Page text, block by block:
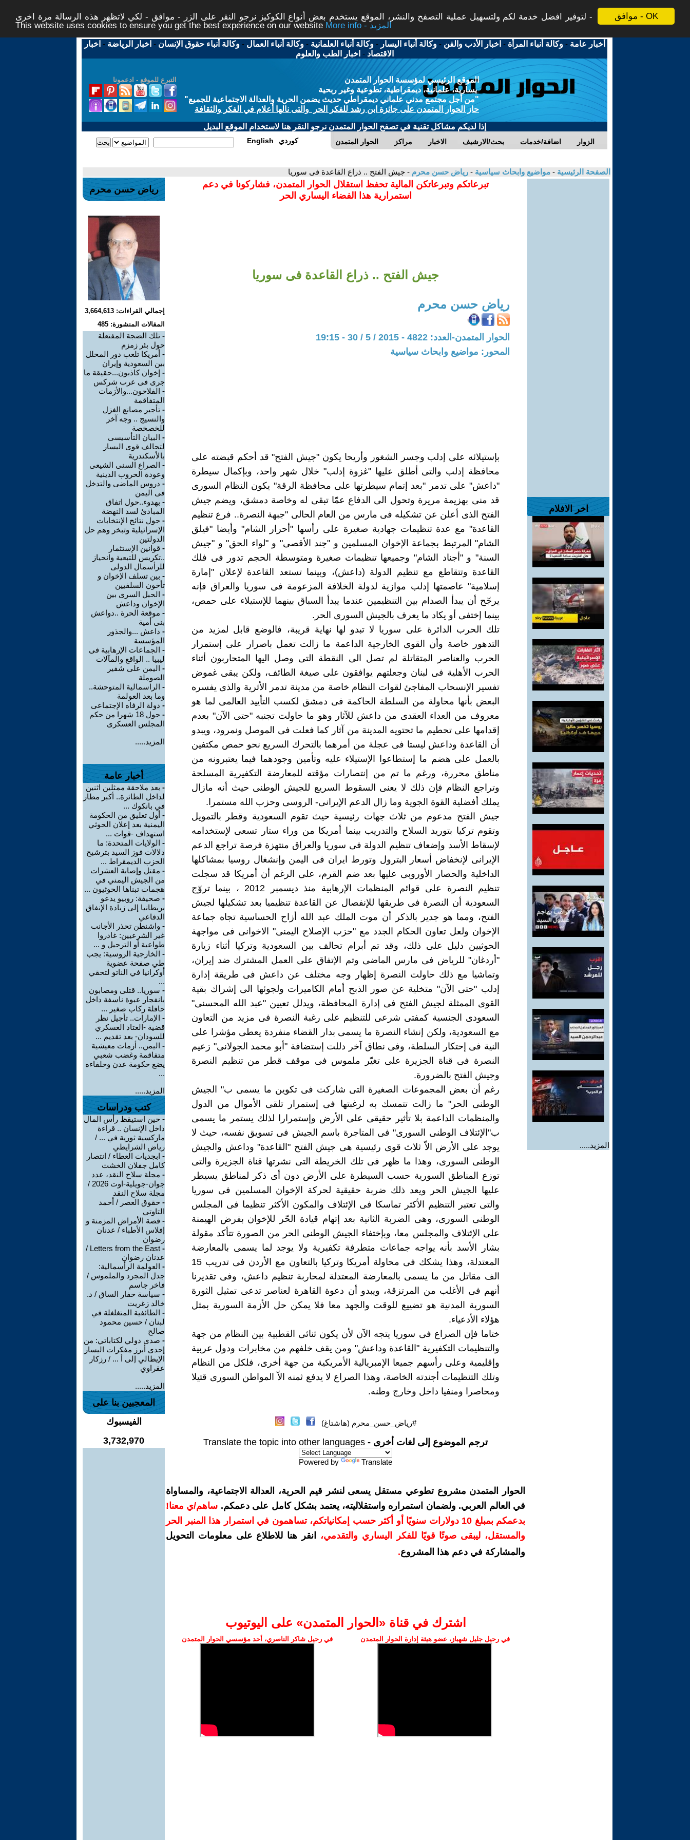
موافق - OK
لتوفير افضل خدمة لكم ولتسهيل عملية التصفح والنشر، الموقع يستخدم بعض أنواع الكوكيز نرجو النقر على الزر - موافق - لكي لاتظهر هذه الرسالة مرة اخرى -
This website uses cookies to ensure you get the best experience on our website
More info - المزيد
أخبار عامة -وكالة أنباء المرأة - اخبار الأدب والفن -وكالة أنباء اليسار -وكالة أنباء العلمانية -وكالة أنباء العمال -وكالة أنباء حقوق الإنسان - اخبار الرياضة - اخبار
الاقتصاد - اخبار الطب والعلوم
التبرع للموقع - ادعمونا
الموقع الرئيسي لمؤسسة الحوار المتمدن
يسارية، علمانية، ديمقراطية، تطوعية وغير ربحية
"من أجل مجتمع مدني علماني ديمقراطي حديث يضمن الحرية والعدالة الاجتماعية للجميع"
حاز الحوار المتمدن على جائزة ابن رشد للفكر الحر والتى نالها أعلام في الفكر والثقافة
إذا لديكم مشاكل تقنية في تصفح الحوار المتمدن نرجو النقر هنا لاستخدام الموقع البديل
الحوار المتمدن مراكز الاخبار بحث/الارشيف اضافة/خدمات الزوار English كوردي
الصفحة الرئيسية - مواضيع وابحاث سياسية - رياض حسن محرم - جيش الفتح .. ذراع القاعدة فى سوريا
اخر الافلام
المزيد.....
تبرعاتكم وتبرعاتكن المالية تحفظ استقلال الحوار المتمدن، فشاركونا في دعم
استمرارية هذا الفضاء اليساري الحر
جيش الفتح .. ذراع القاعدة فى سوريا
رياض حسن محرم
الحوار المتمدن-العدد: 4822 - 2015 / 5 / 30 - 19:15
المحور: مواضيع وابحاث سياسية
بإستيلائه على إدلب وجسر الشغور وأريحا يكون "جيش الفتح" قد أحكم قبضته على
محافظة إدلب والتى أطلق عليها "غزوة إدلب" خلال شهر واحد، وبإكمال سيطرة
"داعش" على تدمر "بعد إتمام سيطرتها على محافظة الرقة" يكون النظام السورى
قد منى بهزيمة مريرة وتحول الى الدفاع عمّا تبقى له وخاصة دمشق، ويضم جيش
الفتح الذى أعلن عن تشكيله فى مارس من العام الحالى "جبهة النصرة.. فرع تنظيم
القاعدة" مع عدة تنظيمات جهادية صغيرة على رأسها "أحرار الشام" وأيضا "فيلق
الشام" المرتبط بجماعة الإخوان المسلمين و "جند الأقصى" و "لواء الحق" و "جيش
السنة" و "أجناد الشام" وجميعها تنظيمات صغيرة ومتوسطة الحجم تدور فى فلك
القاعدة وتتقاطع مع تنظيم الدولة (داعش)، وبينما تستعد القاعدة لإعلان "إمارة
إسلامية" عاصمتها إدلب موازية لدولة الخلافة المزعومة فى سوريا والعراق فإنه
يرجّح أن يبدأ الصدام بين التنظيمين عندما يبدأ السباق بينهما للإستيلاء على حمص،
بينما إختفى أو يكاد ما يعرف بالجيش السورى الحر.
تلك الحرب الدائرة على سوريا لا تبدو لها نهاية قريبة، فالوضع قابل لمزيد من
التدهور خاصة وأن القوى الخارجية الداعمة ما زالت تعمل باصرار على إستمرار
الحرب والعناصر المتقاتلة لم تصل الى النقطة التى وصل اليها المتحاربون أثناء
الحرب الأهلية فى لبنان وجعلتهم يوافقون على صيغة الطائف، ولكن يبقى غموض
تفسير الإنسحاب المفاجئ لقوات النظام خاصة من مدينة تدمر الأثرية والذى يفسره
البعض بأنها محاولة من السلطة الحاكمة فى دمشق لكسب التأييد العالمى لما هو
معروف من العداء العقدى من داعش للآثار وهو ما حاولت تجنبه "حتى الآن" بعدم
إقدامها على تحطيم ما تحتويه المدينة من آثار كما فعلت فى الموصل ونمرود، ويبدو
أن القاعدة وداعش ليستا فى عجلة من أمرهما بالتحرك السريع نحو حمص مكتفين
بالعمل على هضم ما إستطاعوا الإستيلاء عليه وتأمين وجودهما فيما يعتبرونه من
مناطق محررة، ورغم ما تم من إنتصارات مؤقته للمعارضة التكفيرية المسلحة
وتراجع النظام فإن ذلك لا يعنى السقوط السريع للجيش الوطنى حيث أنه مازال
يملك أفضلية القوة الجوية وما زال الدعم الإيرانى- الروسى وحزب الله مستمرا.
جيش الفتح مدعوم من ثلاث جهات رئيسية حيث تقوم السعودية وقطر بالتمويل
وتقوم تركيا بتوريد السلاح والتدريب بينما أمريكا من وراء ستار تسعى لإستخدامه
لإسقاط الأسد وإضعاف تنظيم الدولة فى سوريا والعراق منتهزة فرصة تراجع الدعم
الإيرانى لإنخفاض أسعار البترول وتورط ايران فى اليمن وإنشغال روسيا بمشاكلها
الداخلية والحصار الأوروبى عليها بعد ضم القرم، على الرغم أن أمريكا قد سجلت
تنظيم النصرة على قوائم المنظمات الإرهابية منذ ديسمبر 2012 ، بينما تروّج
السعودية أن النصرة فى طريقها للإنفصال عن القاعدة تنظيميا بعد تشكيلها لجيش
الفتح، ومما هو جدير بالذكر أن موت الملك عبد الله أزاح الحساسية تجاه جماعة
الإخوان ولعل تعاون الحكام الجدد مع "حزب الإصلاح اليمنى" الاخوانى فى مواجهة
الحوثيين دليل على ذلك، وقد تم أبرام تحالف بين السعودية وتركيا أثناء زيارة
"أردغان" للرياض فى مارس الماضى وتم الإتفاق على العمل المشترك ضد إيران،
وتماشيا مع ذلك حاولت النصرة إظهار وجه مختلف عن داعش فى طريقة إدارة
إدلب "حتى الآن" متخلية عن صور الذبح أمام الكاميرات ولجوئها الى إشراك بقية
القوى الممثلة لجيش الفتح فى إدارة المحافظة، ويدلل تعيين "عبد الله المحسنى"
السعودى الجنسية كمفتى شرعى للتنظيم على رغبة النصرة فى مزيد من التعاون
مع السعودية، ولكن إنشاء النصرة ما يسمى بدار القضاء منفردة يعطى مؤشرا على
النية فى إحتكار السلطة، وفى نطاق آخر دللت إستضافة "أبو محمد الجولانى" زعيم
النصرة فى قناة الجزيرة على تغيّر ملموس فى موقف قطر من تنظيم النصرة
وجيش الفتح بالضرورة.
رغم أن بعض المجموعات الصغيرة التى شاركت فى تكوين ما يسمى ب" الجيش
الوطنى الحر" ما زالت تتمسك به لرغبتها فى إستمرار تلقى الأموال من الدول
والمنظمات الداعمة بلا تأثير حقيقى على الأرض وإستمرارا لذلك يستمر ما يسمى
ب"الإئتلاف الوطنى السورى" فى المتاجرة باسم الجيش فى تسويق نفسه، حيث لا
يوجد على الأرض الاّ ثلاث قوى رئيسية هى جيش الفتح "القاعدة" وداعش والجيش
الوطنى السورى، وهذا ما ظهر فى تلك الخريطة التى نشرتها قناة الجزيرة والتى
توزع المناطق السورية حسب السيطرة على الأرض دون أى ذكر لمناطق يسيطر
عليها الجيش الحر ويعد ذلك ضربة حقيقية لحركة الإخوان المسلمين فى سوريا
والتى تعتبر التنظيم الأكثر تماسكا فى الإئتلاف والمكون الأكثر تنظيما فى المجلس
الوطنى السورى، وهى الضربة الثانية بعد إتهام قيادة الحّر للإخوان بفرض الهيمنة
على الإئتلاف والمجلس معا، وبإختفاء الجيش الوطنى الحر من الصورة تتأكد مقولة
بشار الأسد بأنه يواجه جماعات متطرفة تكفيرية ولا يوجد لما يسمى بالمعارضة
المعتدلة، وهذا يشكك فى محاولة أمريكا وتركيا بالتعاون مع الأردن فى تدريب 15
الف مقاتل من ما يسمى بالمعارضة المعتدلة لمحاربة تنظيم داعش، وفى تقديرنا
أنهم فى الأغلب من المرتزقة، ويبدو أن دعوة القاهرة لعناصر تدعى تمثيل الثورة
السورية المدنية هو تضييع للوقت والجهد معا فلا يمكن حل الأزمة السورية بمثل
هؤلاء الأدعياء.
ختاما فإن الصراع فى سوريا يتجه الآن لأن يكون ثنائى القطبية بين النظام من جهة
والتنظيمات التكفيرية "القاعدة وداعش" ومن يقف خلفهم من مخابرات ودول عربية
وإقليمية وعلى رأسهم جميعا الإمبريالية الأمريكية من جهة أخرى، فلكل من النظام
وتلك التنظيمات أجندته الخاصة، وهذا الصراع لا يدفع ثمنه الاّ المواطن السورى قتيلا
ومحاصرا ومنفيا داخل وخارج وطنه.
#رياض_حسن_محرم (هاشتاغ)
ترجم الموضوع إلى لغات أخرى - Translate the topic into other languages
Powered by Translate
الحوار المتمدن مشروع تطوعي مستقل يسعى لنشر قيم الحرية، العدالة الاجتماعية، والمساواة
في العالم العربي. ولضمان استمراره واستقلاليته، يعتمد بشكل كامل على دعمكم. ساهم/ي معنا!
بدعمكم بمبلغ 10 دولارات سنويًا أو أكثر حسب إمكانياتكم، تساهمون في استمرار هذا المنبر الحر
والمستقل، ليبقى صوتًا قويًا للفكر اليساري والتقدمي،
انقر هنا للاطلاع على معلومات التحويل
والمشاركة في دعم هذا المشروع.
اشترك في قناة ‫«الحوار المتمدن» على اليوتيوب
في رحيل جليل شهباز، عضو هيئة إدارة الحوار المتمدن في رحيل شاكر الناصري، أحد مؤسسي الحوار المتمدن
رياض حسن محرم
إجمالي القراءات: 3,664,613
المقالات المنشورة: 485
- تلك الضجة المفتعلة
حول بئر زمزم
- أمريكا تلعب دور المحلل
بين السعودية وإيران
- إخوان كاذبون...حقيقة ما
جرى فى عرب شركس
- الفلاحون...والأزمات
المتفاقمة
- تأجير مصانع الغزل
والنسيج .. وجه آخر
للخصخصة
- البيان التأسيسى
لتحالف قوى اليسار
بالأسكندرية
- الصراع السنى الشيعى
وعودة الحروب الدينية
- دروس الماضى والتدخل
فى اليمن
- بهدوء..حول اتفاق
المبادئ لسد النهضة
- حول نتائج الإنتخابات
الإسرائيلية وتبخر وهم حل
الدولتين
- قوانين الإستثمار
..تكريس للتبعية وانحياز
للرأسمال الدولى
- بين تسلف الإخوان و
تأخون السلفيين
- الحبل السرى بين
الإخوان وداعش
- موقعة الحرة ..دواعش
بنى أمية
- داعش ...والجذور
المؤسسة
- الجماعات الإرهابية فى
ليبيا .. الواقع والمآلات
- اليمن على شفير
الصوملة
- الراسمالية المتوحشة..
وما بعد العولمة
- دولة الرفاه الإجتماعى
-
حول 18 شهرا من حكم
المجلس العسكرى
المزيد.....
أخبار عامة
- بعد ملاحقة ممثلين اثنين
لداخل الطائرة.. أكبر مطار
في بانكوك ...
- أول تعليق من الحكومة
اليمنية بعد إعلان الحوثي
استهداف -قوات ...
- الولايات المتحدة: ما
دلالات فوز السيد بترشيح
الحزب الديمقراط ...
- مقتل وإصابة العشرات
من الجيش اليمني في
هجمات تبناها الحوثيون ...
- صحيفة: روبيو يدعو
بريطانيا إلى زيادة الإنفاق
الدفاعي
- واشنطن تحذر الأجانب
غير الشرعيين: غادروا
طواعية أو الترحيل و ...
- الخارجية الروسية: يجب
طي صفحة عضوية
أوكرانيا في الناتو لتحقي
...
- سوريا.. قتلى ومصابون
بانفجار عبوة ناسفة داخل
حافلة ركاب صغير ...
- الإمارات.. تأجيل نظر
قضية -العتاد العسكري
للسودان- بعد تقديم ...
- اليمن.. أزمات معيشية
متفاقمة وغضب شعبي
يضع حكومة عدن وحلفاءه
...
المزيد.....
كتب ودراسات
- حين استيقظ رأس المال
داخل الإنسان .. قراءة
ماركسية ثورية في ... /
رياض الشرايطي
- ابجديات العطاء / انتصار
كامل جفلان الخشت
- مجلة سلاح النقد، عدد
جوان-جويلية-اوت 2026 /
مجلة سلاح النقد
- حقوق العصر / أحمد
التاوتي
- قصة الأمراض المزمنة و
إفلاس الأطباء / عدنان
رضوان
-
Letters from the East /
عدنان رضوان
- العولمة الرأسمالية:
جدل المجرد والملموس /
فاخر جاسم
- سياسة حفار الساق / د.
خالد زغريت
- الطائفية المتغلغلة في
لبنان / حسين محمود
صالح
- صدى دولي لكتاباتي: من
إحدى أبرز مفكرات اليسار
الإيطالي إلى أ ... / رزكار
عقراوي
المزيد.....
المعجبين بنا على
الفيسبوك
3,732,970